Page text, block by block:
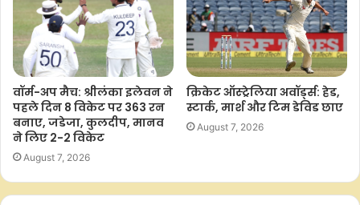
वॉर्म-अप मैच: श्रीलंका इलेवन ने
पहले दिन 8 विकेट पर 363 रन
बनाए, जडेजा, कुलदीप, मानव
ने लिए 2-2 विकेट
August 7, 2026
क्रिकेट ऑस्ट्रेलिया अवॉर्ड्स: हेड,
स्टार्क, मार्श और टिम डेविड छाए
August 7, 2026